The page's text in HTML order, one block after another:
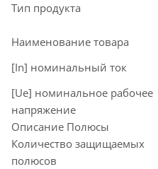
Тип продукта
Наименование товара
[In] номинальный ток
[Ue] номинальное рабочее
напряжение
Описание Полюсы
Количество защищаемых
полюсов